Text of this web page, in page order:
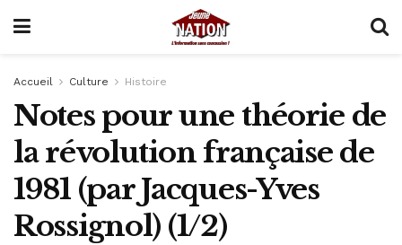
Accueil Culture Histoire
Notes pour une théorie de
la révolution française de
1981 (par Jacques-Yves
Rossignol) (1/2)